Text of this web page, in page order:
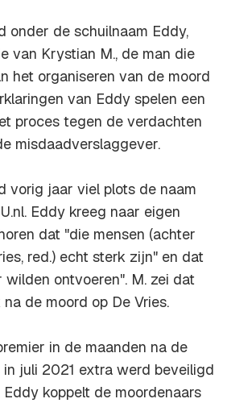
onder de schuilnaam Eddy,
van Krystian M., de man die
het organiseren van de moord
van Eddy spelen een
proces tegen de verdachten
misdaadverslaggever.
vorig jaar viel plots de naam
Eddy kreeg naar eigen
dat "die mensen (achter
red.) echt sterk zijn" en dat
wilden ontvoeren". M. zei dat
de moord op De Vries.
in de maanden na de
in juli 2021 extra werd beveiligd
koppelt de moordenaars